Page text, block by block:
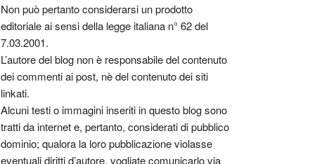
Non può pertanto considerarsi un prodotto
editoriale ai sensi della legge italiana n° 62 del
7.03.2001.
L’autore del blog non è responsabile del contenuto
dei commenti ai post, nè del contenuto dei siti
linkati.
Alcuni testi o immagini inseriti in questo blog sono
tratti da internet e, pertanto, considerati di pubblico
dominio; qualora la loro pubblicazione violasse
eventuali diritti d’autore, vogliate comunicarlo via